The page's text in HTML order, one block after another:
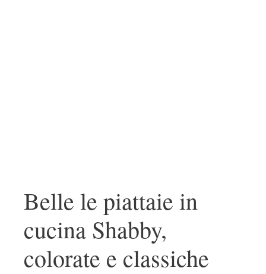
Belle le piattaie in
cucina Shabby,
colorate e classiche